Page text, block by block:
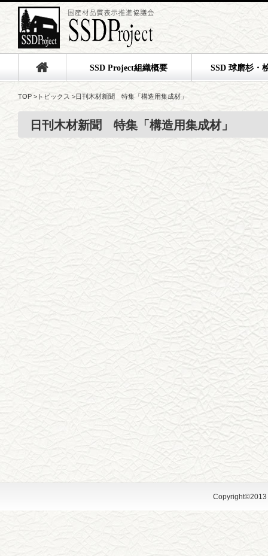
SSD Project組織概要 SSD 球磨杉・
TOP > トピックス >日刊木材新聞 特集「構造用集成材」
日刊木材新聞 特集「構造用集成材」
Copyright©2013